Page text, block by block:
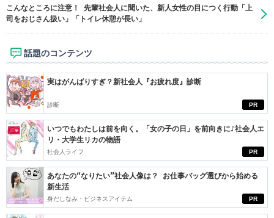
こんなところに注意！ 先輩社会人に聞いた、新人女性の目につく行動「上
司をおじさん扱い」「トイレ休憩が長い」
話題のコンテンツ
PR
実はがんばりすぎ？新社会人『お疲れ度』診断
診断
PR
いつでもわたしは前を向く。「女の子の日」を前向きに♪社会人エ
リ・大学生リカの物語
社会人ライフ
PR
あなたの“なりたい”社会人像は？ お仕事バッグ選びから始める
新生活
身だしなみ・ビジネスアイテム